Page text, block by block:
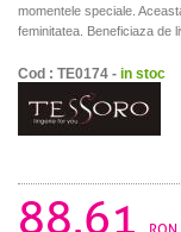
momentele speciale.
feminitatea. Beneficiaza de
Cod : TE0174 - in stoc
88.61